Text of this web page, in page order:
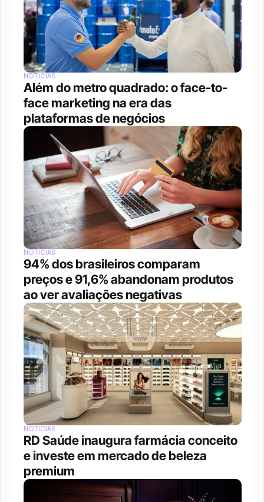
NOTÍCIAS
Além do metro quadrado: o face-to-
face marketing na era das
plataformas de negócios
NOTÍCIAS
94% dos brasileiros comparam
preços e 91,6% abandonam produtos
ao ver avaliações negativas
NOTÍCIAS
RD Saúde inaugura farmácia conceito
e investe em mercado de beleza
premium